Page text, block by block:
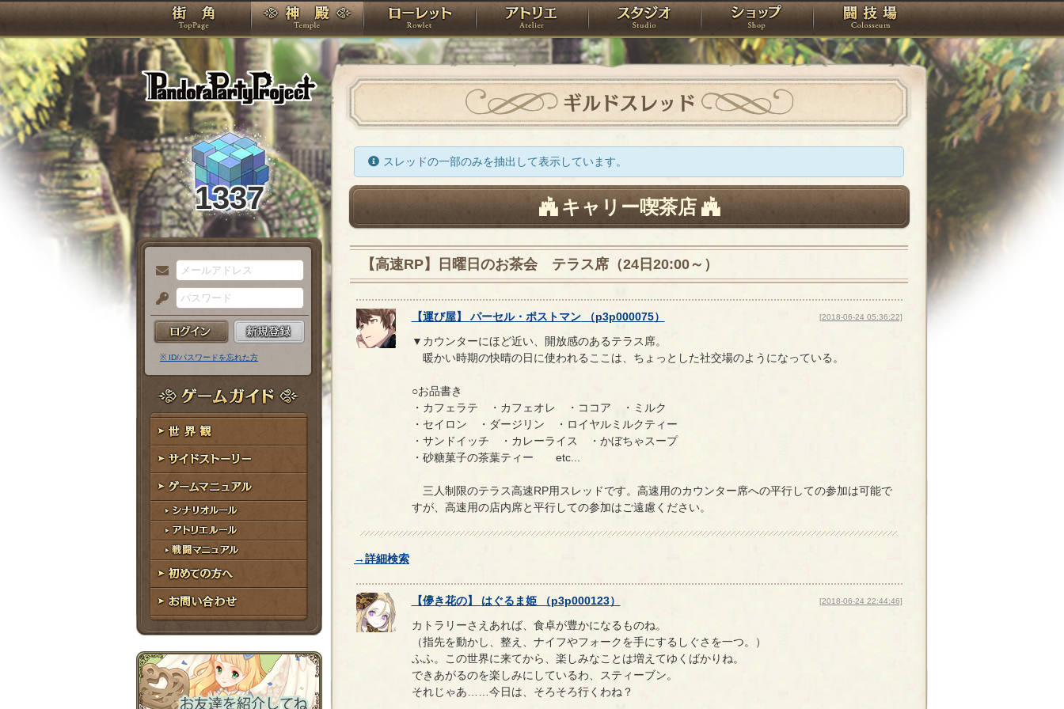
PandoraPartyProject
TOP 神殿 ローレット アトリエ スタジオ ショップ 闘技場
1337
メ
ー
ル
ア
ド
レ
ス
パ
ス
ー
ド
※ ID/パスワードを忘れた方
ゲームガイド
世界観
サイドストーリー
ゲームマニュアル
シナリオルール
アトリエルール
戦闘マニュアル
初めての方へ
お問い合わせ
ギルドスレッド
スレッドの一部のみを抽出して表示しています。
キャリー喫茶店
【高速RP】日曜日のお茶会 テラス席（24日20:00～）
【運び屋】 パーセル・ ポストマン（p3p000075） [2018-06-24 05:36:22]
▼カウンターにほど近い、開放感のあるテラス席。
暖かい時期の快晴の日に使われるここは、ちょっとした社交場のようになっている。
○お品書き
・カフェラテ ・カフェオレ ・ココア ・ミルク
・セイロン ・ダージリン ・ロイヤルミルクティー
・サンドイッチ ・カレーライス ・かぼちゃスープ
・砂糖菓子の茶葉ティー etc...
三人制限のテラス高速RP用スレッドです。高速用のカウンター席への平行しての参加は可能で
すが、高速用の店内席と平行しての参加はご遠慮ください。
→詳細検索
【儚き花の】 はぐるま姫（p3p000123） [2018-06-24 22:44:46]
カトラリーさえあれば、食卓が豊かになるものね。
（指先を動かし、整え、ナイフやフォークを手にするしぐさを一つ。）
ふふ。この世界に来てから、楽しみなことは増えてゆくばかりね。
できあがるのを楽しみにしているわ、スティーブン。
それじゃあ……今日は、そろそろ行くわね？